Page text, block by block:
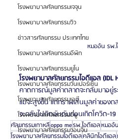
โรงพยาบาลศัลยกรรมเจจุน
โรงพยาบาลศัลยกรรมวิว
ข่าวสารศัลยกรรม ประเทศไทย
โรงพยาบาลศัลยกรรมอีพิก
โรงพยาบาลศัลยกรรมยูโน
โรงพยาบาลศัลยกรรมวันเปอร์เซ็น
โรงพยาบาลศัลยกรรมเอบี
โรงพยาบาลศัลยกรรมอียู
โรงพยาบาลศัลยกรรมวอนจิน
หมออ้น รพ.
โรงพยาบาลศัลยกรรมไอดีแอล (IDL
คาดการณ์มูลค่าตลาดจะกลับมาอยู่
แม้จะสูงขึ้น แต่กราฟเส้นมูลค่าของต
จะกลับไปติดอันดับก่อนเกิดโควิด-19
ศัลยกรรมเกาหลีoppa meรพ.ไอดีแอลหมออ้
โรงพยาบาลศัลยกรรมไอดีแอลคลินิกไอดีแอล